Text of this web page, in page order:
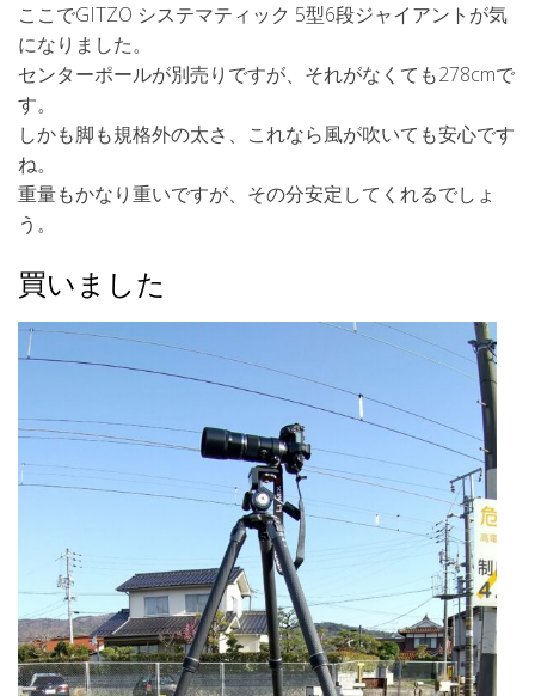
ここでGITZO システマティック 5型6段ジャイアントが気
になりました。
センターポールが別売りですが、それがなくても278cmで
す。
しかも脚も規格外の太さ、これなら風が吹いても安心です
ね。
重量もかなり重いですが、その分安定してくれるでしょ
う。
買いました